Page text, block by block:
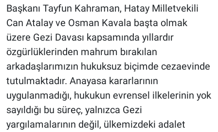
Başkanı Tayfun Kahraman, Hatay Milletvekili
Can Atalay ve Osman Kavala başta olmak
üzere Gezi Davası kapsamında yıllardır
özgürlüklerinden mahrum bırakılan
arkadaşlarımızın hukuksuz biçimde cezaevinde
tutulmaktadır. Anayasa kararlarının
uygulanmadığı, hukukun evrensel ilkelerinin yok
sayıldığı bu süreç, yalnızca Gezi
yargılamalarının değil, ülkemizdeki adalet